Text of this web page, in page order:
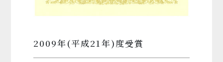
2009年(平成21年)度受賞